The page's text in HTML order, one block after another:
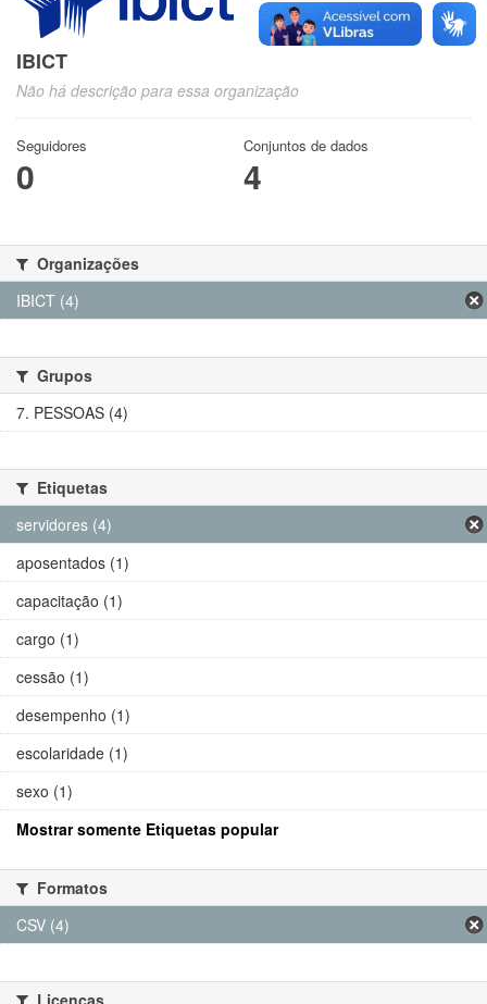
IBICT
Não há descrição para essa organização
Seguidores
0
Conjuntos de dados
4
Organizações
IBICT (4)
Grupos
7. PESSOAS (4)
Etiquetas
servidores (4)
aposentados (1)
capacitação (1)
cargo (1)
cessão (1)
desempenho (1)
escolaridade (1)
sexo (1)
Mostrar somente Etiquetas popular
Formatos
CSV (4)